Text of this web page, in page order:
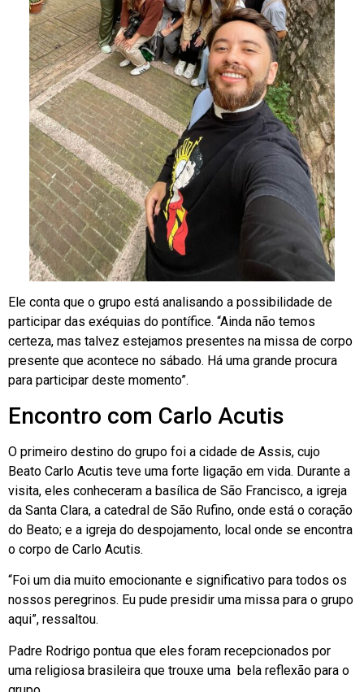
Ele conta que o grupo está analisando a possibilidade de
participar das exéquias do pontífice. “Ainda não temos
certeza, mas talvez estejamos presentes na missa de corpo
presente que acontece no sábado. Há uma grande procura
para participar deste momento”.
Encontro com Carlo Acutis
O primeiro destino do grupo foi a cidade de Assis, cujo
Beato Carlo Acutis teve uma forte ligação em vida. Durante a
visita, eles conheceram a basílica de São Francisco, a igreja
da Santa Clara, a catedral de São Rufino, onde está o coração
do Beato; e a igreja do despojamento, local onde se encontra
o corpo de Carlo Acutis.
“Foi um dia muito emocionante e significativo para todos os
nossos peregrinos. Eu pude presidir uma missa para o grupo
aqui”, ressaltou.
Padre Rodrigo pontua que eles foram recepcionados por
uma religiosa brasileira que trouxe uma bela reflexão para o